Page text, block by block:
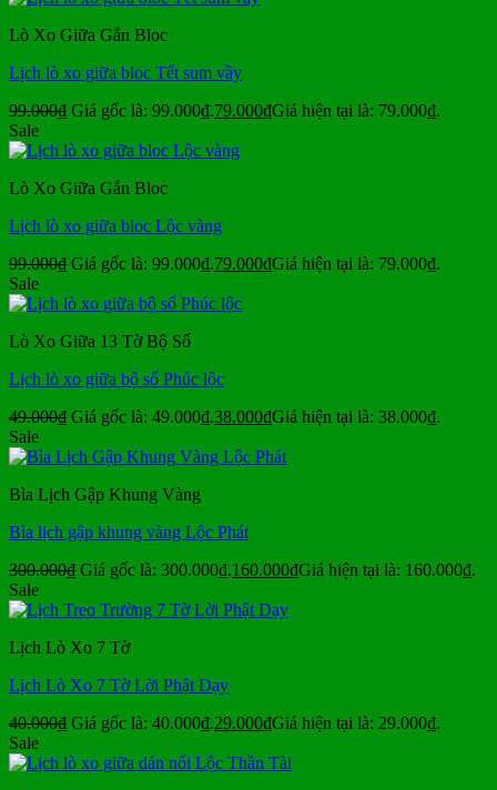
Lò Xo Giữa Gắn Bloc
Lịch lò xo giữa bloc Tết sum vầy
99.000₫ Giá gốc là: 99.000₫.79.000₫Giá hiện tại là: 79.000₫.
Sale
Lò Xo Giữa Gắn Bloc
Lịch lò xo giữa bloc Lộc vàng
99.000₫ Giá gốc là: 99.000₫.79.000₫Giá hiện tại là: 79.000₫.
Sale
Lò Xo Giữa 13 Tờ Bộ Số
Lịch lò xo giữa bộ số Phúc lộc
49.000₫ Giá gốc là: 49.000₫.38.000₫Giá hiện tại là: 38.000₫.
Sale
Bìa Lịch Gập Khung Vàng
Bìa lịch gập khung vàng Lộc Phát
300.000₫ Giá gốc là: 300.000₫.160.000₫Giá hiện tại là: 160.000₫.
Sale
Lịch Lò Xo 7 Tờ
Lịch Lò Xo 7 Tờ Lời Phật Dạy
40.000₫ Giá gốc là: 40.000₫.29.000₫Giá hiện tại là: 29.000₫.
Sale